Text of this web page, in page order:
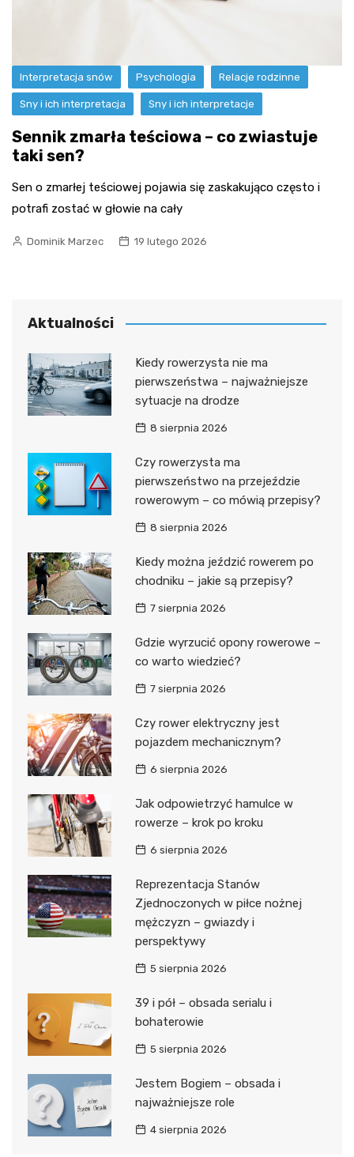
Interpretacja snów Psychologia Relacje rodzinne
Sny i ich interpretacja Sny i ich interpretacje
Sennik zmarła teściowa – co zwiastuje
taki sen?
Sen o zmarłej teściowej pojawia się zaskakująco często i
potrafi zostać w głowie na cały
Dominik Marzec 19 lutego 2026
Aktualności
Kiedy rowerzysta nie ma
pierwszeństwa – najważniejsze
sytuacje na drodze
8 sierpnia 2026
Czy rowerzysta ma
pierwszeństwo na przejeździe
rowerowym – co mówią przepisy?
8 sierpnia 2026
Kiedy można jeździć rowerem po
chodniku – jakie są przepisy?
7 sierpnia 2026
Gdzie wyrzucić opony rowerowe –
co warto wiedzieć?
7 sierpnia 2026
Czy rower elektryczny jest
pojazdem mechanicznym?
6 sierpnia 2026
Jak odpowietrzyć hamulce w
rowerze – krok po kroku
6 sierpnia 2026
Reprezentacja Stanów
Zjednoczonych w piłce nożnej
mężczyzn – gwiazdy i
perspektywy
5 sierpnia 2026
39 i pół – obsada serialu i
bohaterowie
5 sierpnia 2026
Jestem Bogiem – obsada i
najważniejsze role
4 sierpnia 2026